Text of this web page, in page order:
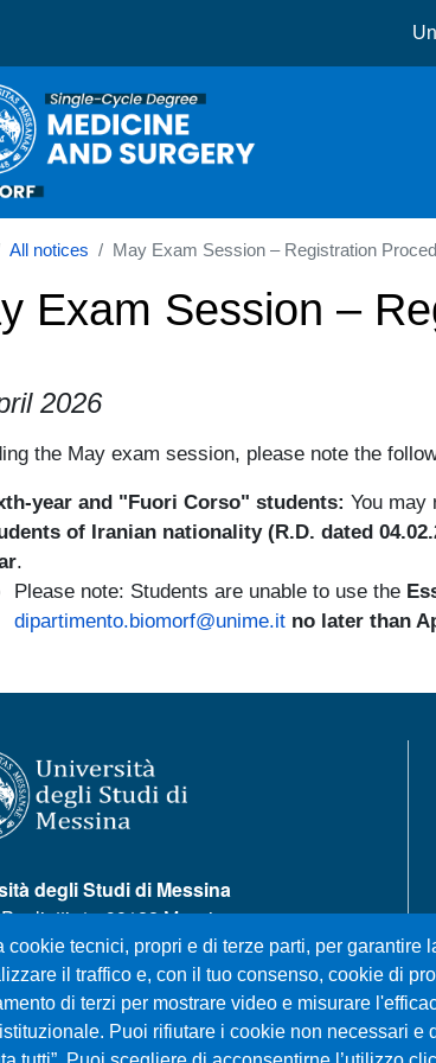
in Medicine
All notices May Exam Session – Registration
Exam Session –
2026
the May exam session, please note the
year and "Fuori Corso" students: You may
of Iranian nationality (R.D. dated
.
Please note: Students are unable to use the
dipartimento.biomorf@unime.it no later than
cookie tecnici, propri e di terze parti, per garantire
il traffico e, con il tuo consenso, cookie di
di terzi per mostrare video e misurare
Puoi rifiutare i cookie non necessari e
degli Studi di Messina
1 - 98122 Messina
80004070837
090 676 1